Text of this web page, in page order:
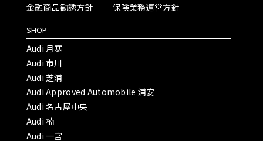
金融商品勧誘方針
保険業務運営方針
SHOP
Audi 月寒
Audi 市川
Audi 芝浦
Audi Approved Automobile 浦安
Audi 名古屋中央
Audi 楠
Audi 一宮